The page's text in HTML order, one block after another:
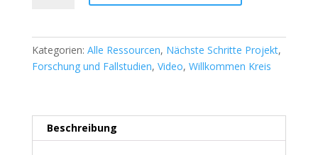
Stories
Menge
Kategorien: Alle Ressourcen, Nächste Schritte Projekt,
Forschung und Fallstudien, Video, Willkommen Kreis
Beschreibung